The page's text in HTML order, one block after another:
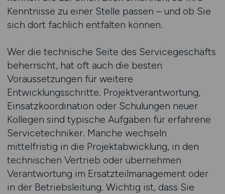
Kenntnisse zu einer Stelle passen – und ob Sie
sich dort fachlich entfalten können.
Wer die technische Seite des Servicegeschäfts
beherrscht, hat oft auch die besten
Voraussetzungen für weitere
Entwicklungsschritte. Projektverantwortung,
Einsatzkoordination oder Schulungen neuer
Kollegen sind typische Aufgaben für erfahrene
Servicetechniker. Manche wechseln
mittelfristig in die Projektabwicklung, in den
technischen Vertrieb oder übernehmen
Verantwortung im Ersatzteilmanagement oder
in der Betriebsleitung. Wichtig ist, dass Sie